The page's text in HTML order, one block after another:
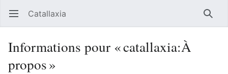
Ouvrir le menu principal Catallaxia
Informations pour « catallaxia:À
propos »